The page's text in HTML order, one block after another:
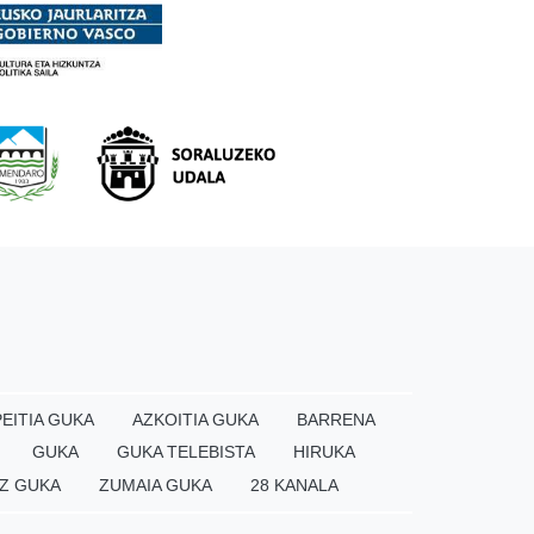
GUKA AZKOITIA GUKA
BARRENA
GUKA
GUKA TELEBISTA
HIRUKA
GUKA
ZUMAIA GUKA 28 KANALA